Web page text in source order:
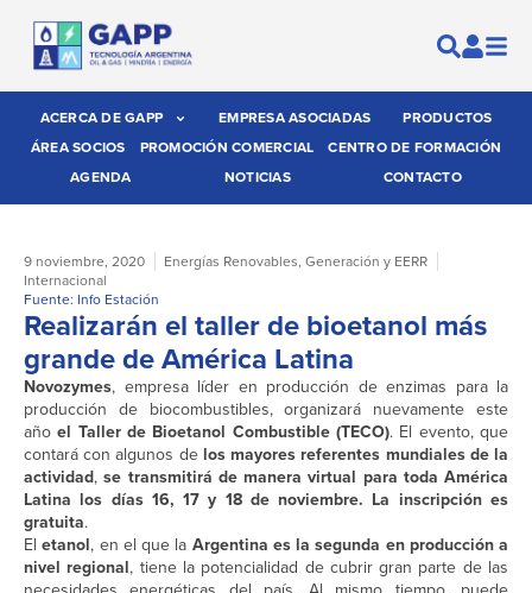
ACERCA DE GAPP EMPRESA ASOCIADAS
PRODUCTOS
ÁREA SOCIOS
PROMOCIÓN COMERCIAL
CENTRO DE FORMACIÓN
AGENDA
NOTICIAS CONTACTO
9 noviembre, 2020 Energías Renovables, Generación y EERR
Internacional
Fuente: Info Estación
Realizarán el taller de bioetanol más
grande de América Latina
Novozymes, empresa líder en producción de enzimas para la
producción de biocombustibles, organizará nuevamente este
añoel Taller de Bioetanol Combustible (TECO). El evento, que
contará con algunos delos mayores referentes mundiales de la
actividad,se transmitirá de manera virtual para toda América
Latina los días 16, 17 y 18 de noviembre. La inscripción es
gratuita.
El etanol, en el que la Argentina es la segunda en producción a
nivel regional, tiene la potencialidad de cubrir gran parte de las